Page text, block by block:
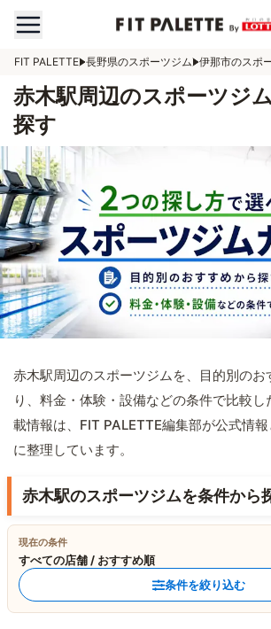
FIT PALETTE 長野県のスポーツジム 伊那市のスポ
赤木駅周辺のスポーツジ
探す
赤木駅周辺のスポーツジムを、目的別のお
り、料金・体験・設備などの条件で比較し
載情報は、FIT PALETTE編集部が公式情
に整理しています。
赤木駅のスポーツジムを条件から
現在の条件
すべての店舗 / おすすめ順
条件を絞り込む